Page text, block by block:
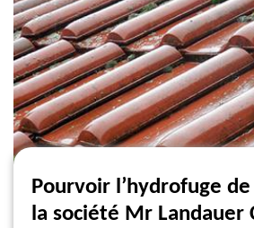
Pourvoir l’hydrofuge
la société Mr Landauer